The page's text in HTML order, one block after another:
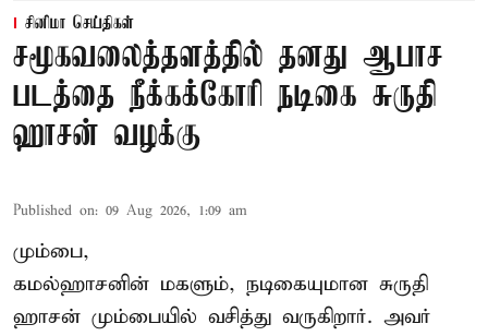
சினிமா செய்திகள்
சமூகவலைத்தளத்தில் தனது ஆபாச
படத்தை நீக்கக்கோரி நடிகை சுருதி
ஹாசன் வழக்கு
Published on: 09 Aug 2026, 1:09 am
மும்பை,
கமல்ஹாசனின் மகளும், நடிகையுமான சுருதி
ஹாசன் மும்பையில் வசித்து வருகிறார். அவர்